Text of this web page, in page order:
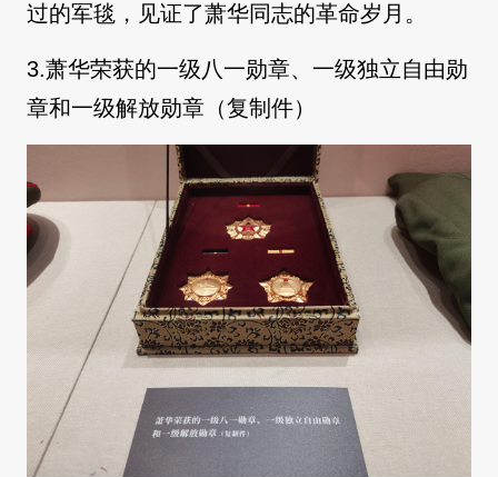
过的军毯，见证了萧华同志的革命岁月。
3.萧华荣获的一级八一勋章、一级独立自由勋
章和一级解放勋章（复制件）